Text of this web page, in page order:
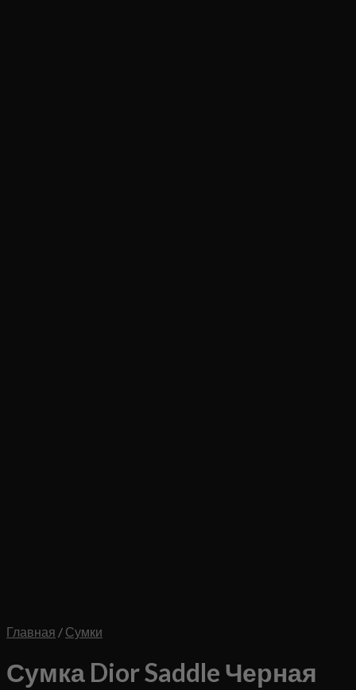
Главная / Сумки
Сумка Dior Saddle Черная